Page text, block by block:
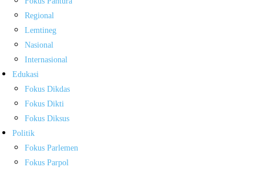
Regional
Lemtineg
Nasional
Internasional
Edukasi
Fokus Dikdas
Fokus Dikti
Fokus Diksus
Politik
Fokus Parlemen
Fokus Parpol